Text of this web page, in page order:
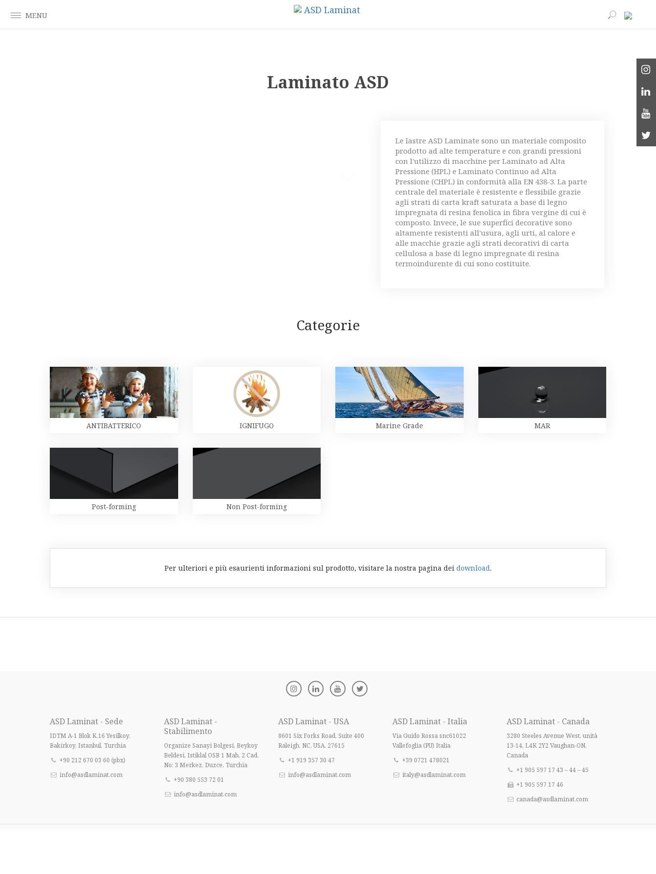
Laminato ASD
Le lastre ASD Laminate sono un materiale composito
prodotto ad alte temperature e con grandi pressioni
con l'utilizzo di macchine per Laminato ad Alta
Pressione (HPL) e Laminato Continuo ad Alta
Pressione (CHPL) in conformità alla EN 438-3. La parte
centrale del materiale è resistente e flessibile grazie
agli strati di carta kraft saturata a base di legno
impregnata di resina fenolica in fibra vergine di cui è
composto. Invece, le sue superfici decorative sono
altamente resistenti all'usura, agli urti, al calore e
alle macchie grazie agli strati decorativi di carta
cellulosa a base di legno impregnate di resina
termoindurente di cui sono costituite.
Categorie
ANTIBATTERICO IGNIFUGO Marine Grade MAR
Post-forming Non Post-forming
Per ulteriori e più esaurienti informazioni sul prodotto, visitare la nostra pagina dei download.
ASD Laminat - Sede
IDTM A-1 Blok K.16 Yesilkoy,
Bakirkoy, Istanbul, Turchia
+90 212 670 03 60 (pbx)
info@asdlaminat.com
ASD Laminat -
Stabilimento
Organize Sanayi Bolgesi, Beykoy
Beldesi, Istiklal OSB 1 Mah. 2 Cad.
No: 3 Merkez, Duzce, Turchia
+90 380 553 72 01
info@asdlaminat.com
ASD Laminat - USA
8601 Six Forks Road, Suite 400
Raleigh, NC, USA, 27615
+1 919 357 30 47
info@asdlaminat.com
ASD Laminat - Italia
Via Guido Rossa snc61022
Vallefoglia (PU) Italia
+39 0721 478021
italy@asdlaminat.com
ASD Laminat - Canada
3280 Steeles Avenue West, unità
13-14, L4K 2Y2 Vaughan-ON,
Canada
+1 905 597 17 43 – 44 – 45
+1 905 597 17 46
canada@asdlaminat.com